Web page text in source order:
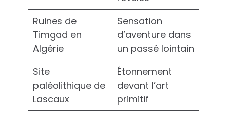
Ruines de
Timgad en
Algérie
Sensation
d’aventure dans
un passé lointain
Site
paléolithique de
Lascaux
Étonnement
devant l’art
primitif